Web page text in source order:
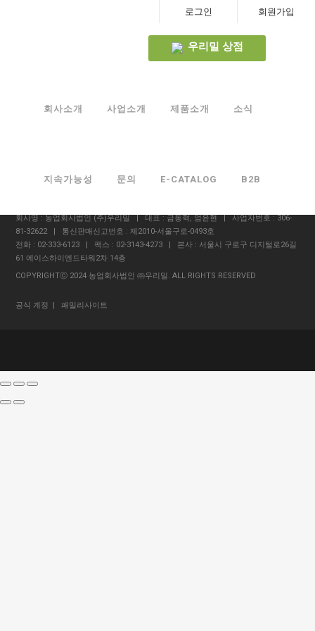
로그인 회원가입
우리밀 상점
회사소개 사업소개 제품소개 소식
지속가능성 문의 E-CATALOG B2B
문의하기
개인정보취급방침 우리밀상점
회사명 : 농업회사법인 (주)우리밀 | 대표 : 금동혁, 엄윤현 | 사업자번호 : 306-
81-32622 | 통신판매신고번호 : 제2010-서울구로-0493호
전화 : 02-333-6123 | 팩스 : 02-3143-4273 | 본사 : 서울시 구로구 디지털로26길
61 에이스하이엔드타워2차 14층
COPYRIGHTⓒ 2024 농업회사법인 ㈜우리밀. ALL RIGHTS RESERVED
공식 계정 | 패밀리사이트